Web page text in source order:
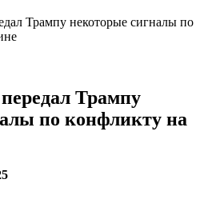
Трампу некоторые сигналы по
Трампу
по конфликту на